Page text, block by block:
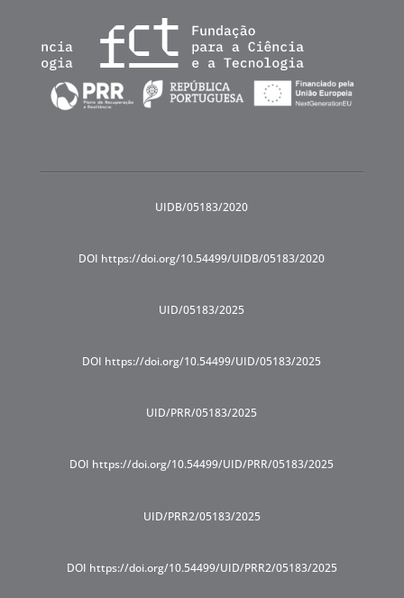
UIDB/05183/2020
DOI https://doi.org/10.54499/UIDB/05183/2020
UID/05183/2025
DOI https://doi.org/10.54499/UID/05183/2025
UID/PRR/05183/2025
DOI https://doi.org/10.54499/UID/PRR/05183/2025
UID/PRR2/05183/2025
DOI https://doi.org/10.54499/UID/PRR2/05183/2025